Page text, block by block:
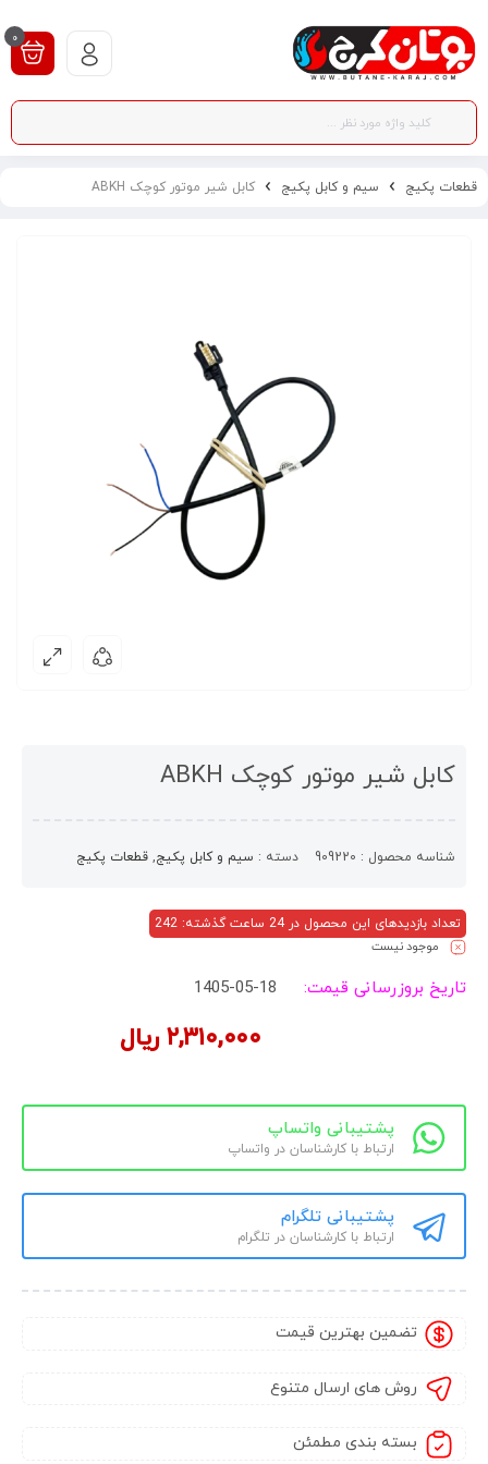
0
قطعات پکیج سیم و کابل پکیج کابل شیر موتور کوچک ABKH
کابل شیر موتور کوچک ABKH
شناسه محصول : 909220 دسته : سیم و کابل پکیج, قطعات پکیج
تعداد بازدیدهای این محصول در 24 ساعت گذشته: 242
موجود نیست
تاریخ بروزرسانی قیمت: 1405-05-18
۲,۳۱۰,۰۰۰ ریال
پشتیبانی واتساپ
ارتباط با کارشناسان در واتساپ
پشتیبانی تلگرام
ارتباط با کارشناسان در تلگرام
تضمین بهترین قیمت
روش های ارسال متنوع
بسته بندی مطمئن